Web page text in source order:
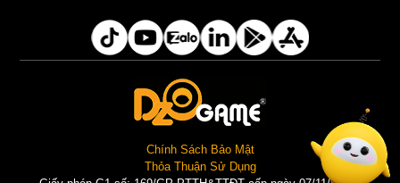
Chính Sách Bảo Mật
Thỏa Thuận Sử Dụng